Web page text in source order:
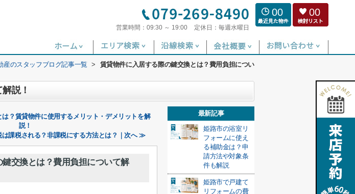
営業時間： 09:30 ～ 19:00 定休日： 毎週水曜日
00 00
のスタッフブログ記事一覧 >
賃貸物件に入居する際の鍵交換とは？費用負担につい
説！
？賃貸物件に使用するメリット・デメリットを解
説！
は課税される？非課税にする方法とは？｜次へ ≫
交換とは？費用負担について解
最新記事
姫路市の浴室リ
フォームに使え
る補助金は？申
請方法や対象条
件も解説
姫路市で戸建て
リフォームの費